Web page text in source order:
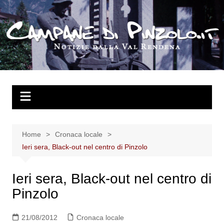
Salta
al
contenuto
Home
Cronaca locale
Ieri sera, Black-out nel centro di Pinzolo
Ieri sera, Black-out nel centro di
Pinzolo
21/08/2012 Cronaca locale